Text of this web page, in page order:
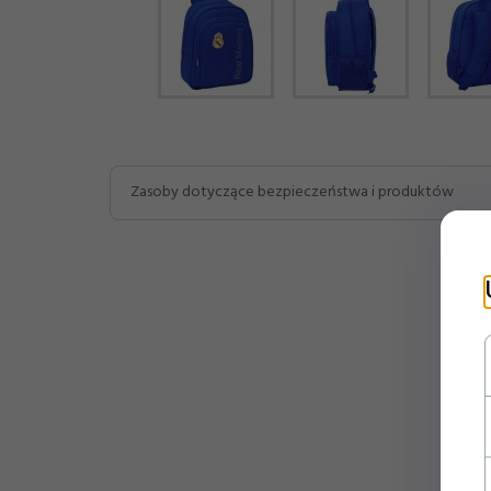
Zasoby dotyczące bezpieczeństwa i produktów